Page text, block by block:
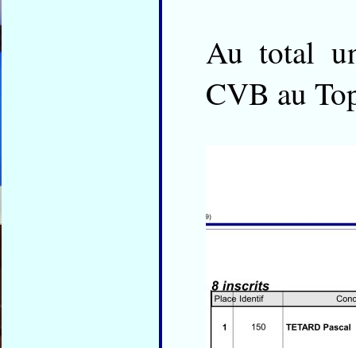
Au total
CVB au